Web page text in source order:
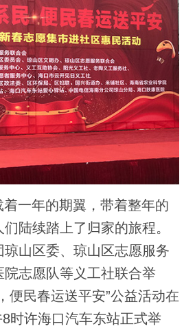
一年的期翼，带着整年的
陆续踏上了归家的旅程。
山区委、琼山区志愿服务
志愿队等义工社联合举
便民春运送平安”公益活动在
时许海口汽车东站正式举